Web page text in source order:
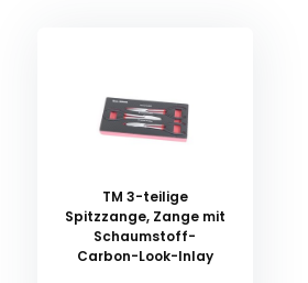
TM 3-teilige
Spitzzange, Zange mit
Schaumstoff-
Carbon-Look-Inlay